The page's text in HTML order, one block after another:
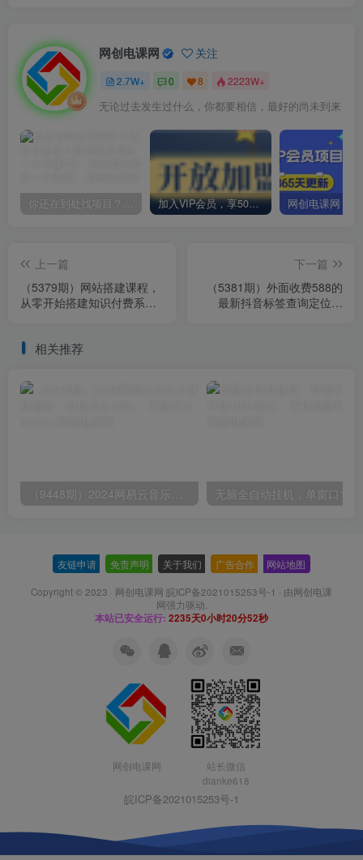
网创电课网 关注
2.7W+ 0 8 2223W+
无论过去发生过什么，你都要相信，最好的尚未到来
加入VIP会员，享50%的推广提成，免费学习多种网上创业课程，菜鸟秒变大神！
上一篇
（5379期）网站搭建课程，
从零开始搭建知识付费系统
下一篇
（5381期）外面收费588的
最新抖音标签查询定位工
相关推荐
友链申请 免责声明 关于我们 广告合作 网站地图
Copyright © 2023 · 网创电课网 皖ICP备2021015253号-1 · 由网创电课
网强力驱动.
本站已安全运行: 2235天0小时20分52秒
网创电课网
站长微信
dianke618
皖ICP备2021015253号-1